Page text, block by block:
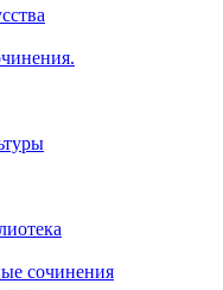
сочинения